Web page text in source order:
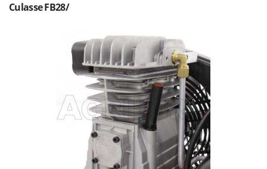
Soufreuses - Poudreuses à dos
Taille-haies
Taille-haies à bras pour tracteur
Tarières
Tondeuses à Gazon
Tondeuses autoportées
Tondeuses débroussailleuses thermiques
KitchenAid
Lampacrescia - MGM
Culasse FB28/